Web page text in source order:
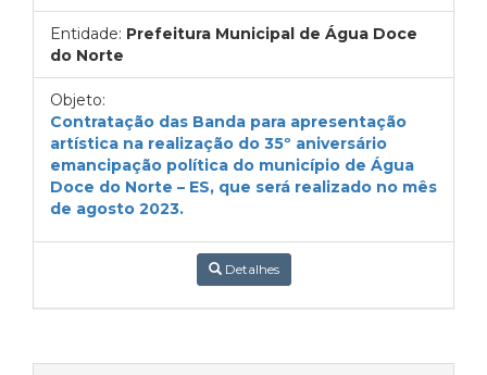
Entidade: Prefeitura Municipal de Água Doce
do Norte
Objeto:
Contratação das Banda para apresentação
artística na realização do 35º aniversário
emancipação política do município de Água
Doce do Norte – ES, que será realizado no mês
de agosto 2023.
Detalhes